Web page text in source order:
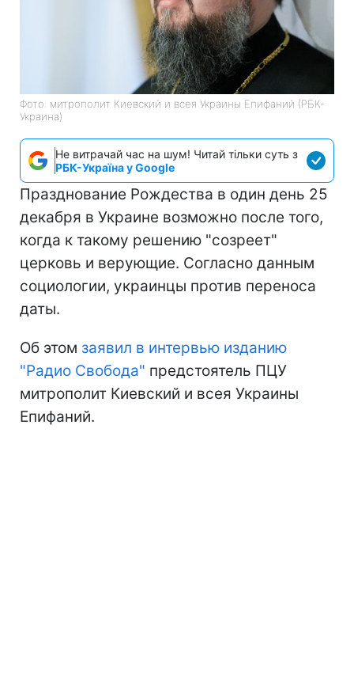
Фото: митрополит Киевский и всея Украины Епифаний (РБК-
Украина)
Не витрачай час на шум! Читай тільки суть з
РБК-Україна у Google
Празднование Рождества в один день 25
декабря в Украине возможно после того,
когда к такому решению "созреет"
церковь и верующие. Согласно данным
социологии, украинцы против переноса
даты.
Об этом заявил в интервью изданию
"Радио Свобода" предстоятель ПЦУ
митрополит Киевский и всея Украины
Епифаний.